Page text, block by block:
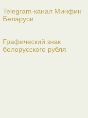
Telegram-канал Минфин
Беларуси
Графический знак
белорусского рубля